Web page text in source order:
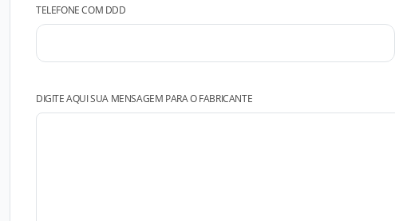
TELEFONE COM DDD
DIGITE AQUI SUA MENSAGEM PARA O FABRICANTE